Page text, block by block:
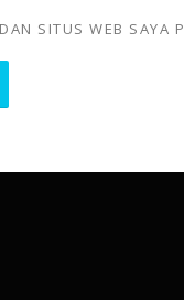
SITUS WEB SAYA